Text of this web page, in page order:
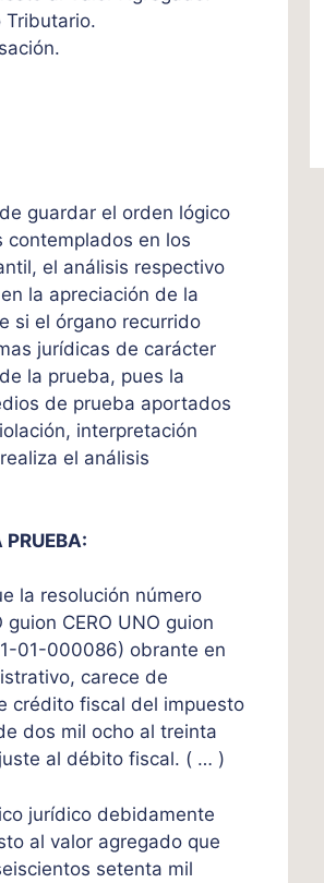
Tributario.
guardar el orden lógico
contemplados en los
el análisis respectivo
la apreciación de la
si el órgano recurrido
jurídicas de carácter
la prueba, pues la
de prueba aportados
interpretación
el análisis
PRUEBA:
la resolución número
guion CERO UNO guion
01-000086) obrante en
carece de
crédito fiscal del impuesto
dos mil ocho al treinta
al débito fiscal. ( … )
jurídico debidamente
al valor agregado que
setenta mil